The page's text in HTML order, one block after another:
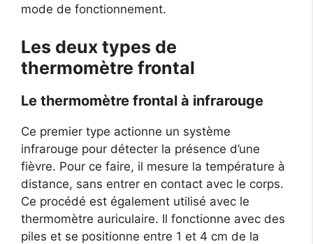
mode de fonctionnement.
Les deux types de
thermomètre frontal
Le thermomètre frontal à infrarouge
Ce premier type actionne un système
infrarouge pour détecter la présence d’une
fièvre. Pour ce faire, il mesure la température à
distance, sans entrer en contact avec le corps.
Ce procédé est également utilisé avec le
thermomètre auriculaire. Il fonctionne avec des
piles et se positionne entre 1 et 4 cm de la